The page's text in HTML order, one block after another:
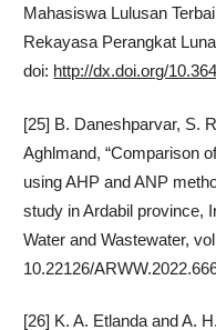
Mahasiswa Lulusan
Rekayasa Perangkat
doi: http://dx.doi.org/
[25] B. Daneshparvar, S.
Aghlmand, “Comparison
using AHP and ANP
study in Ardabil province,
Water and Wastewater,
10.22126/
[26] K. A. Etlanda and A.